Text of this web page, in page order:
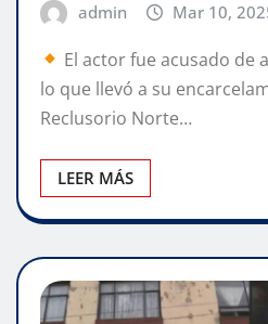
admin Mar 10,
El actor fue acusado de
lo que llevó a su
Reclusorio Norte…
LEER MÁS